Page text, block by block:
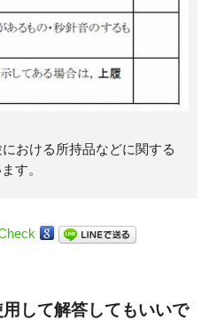
おける所持品などに関する
す。
して解答してもいいで